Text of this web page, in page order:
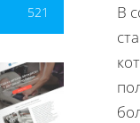
521
В